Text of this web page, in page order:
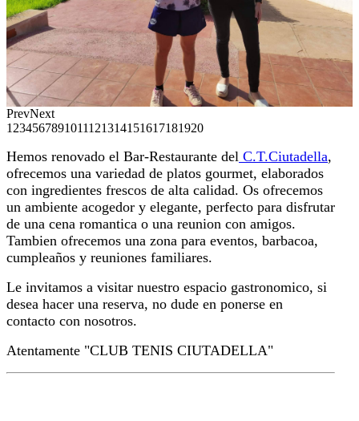
PrevNext
1 234567891011121314151617181920
Hemos renovado el Bar-Restaurante del C.T.Ciutadella,
ofrecemos una variedad de platos gourmet, elaborados
con ingredientes frescos de alta calidad. Os ofrecemos
un ambiente acogedor y elegante, perfecto para disfrutar
de una cena romantica o una reunion con amigos.
Tambien ofrecemos una zona para eventos, barbacoa,
cumpleaños y reuniones familiares.
Le invitamos a visitar nuestro espacio gastronomico, si
desea hacer una reserva, no dude en ponerse en
contacto con nosotros.
Atentamente "CLUB TENIS CIUTADELLA"